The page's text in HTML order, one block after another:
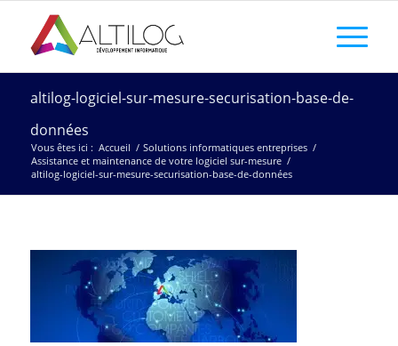
altilog-logiciel-sur-mesure-securisation-base-de-
données
Vous êtes ici : Accueil / Solutions informatiques entreprises /
Assistance et maintenance de votre logiciel sur-mesure /
altilog-logiciel-sur-mesure-securisation-base-de-données